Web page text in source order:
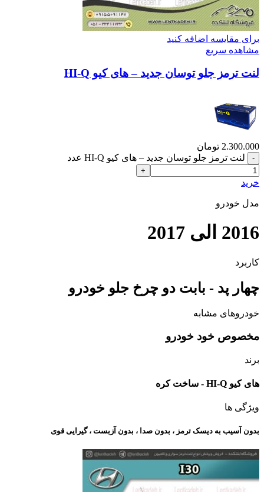
برای مقایسه اضافه کنید
مشاهده سریع
لنت ترمز جلو توسان جدید – های کیو HI-Q
2.300.000 تومان
لنت ترمز جلو توسان جدید – های کیو HI-Q عدد
خرید
مدل خودرو
2016 الی 2017
کاربرد
چهار پد - بابت دو چرخ جلو خودرو
خودروهای مشابه
مخصوص خود خودرو
برند
های کیو HI-Q - ساخت کره
ویژگی ها
بدون آسیب به دیسک ترمز ، بدون صدا ، بدون آزبست ، گیرایی قوی​